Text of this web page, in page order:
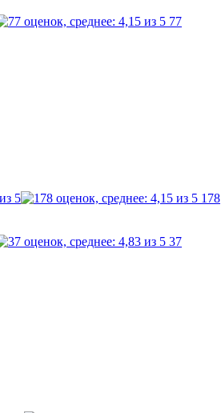
77
178
37